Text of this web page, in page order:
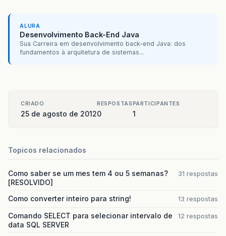
}
}
}
ALURA
Desenvolvimento Back-End Java
Sua Carreira em desenvolvimento back-end Java: dos
fundamentos à arquitetura de sistemas...
CRIADO
25 de agosto de 2012
RESPOSTAS
0
PARTICIPANTES
1
Topicos relacionados
Como saber se um mes tem 4 ou 5 semanas?
[RESOLVIDO]
31 respostas
Como converter inteiro para string! 13 respostas
Comando SELECT para selecionar intervalo de
data SQL SERVER
12 respostas